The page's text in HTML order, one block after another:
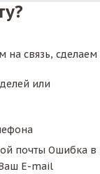
на связь, сделаем
или
почты Ошибка в
E-mail